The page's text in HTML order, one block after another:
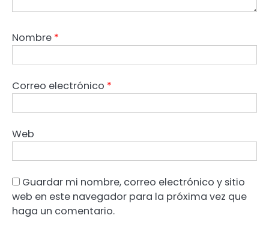
Nombre *
Correo electrónico *
Web
Guardar mi nombre, correo electrónico y sitio
web en este navegador para la próxima vez que
haga un comentario.